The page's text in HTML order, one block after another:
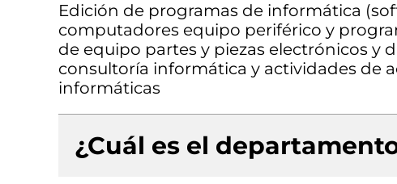
Edición de programas de informática
computadores equipo periférico y
de equipo partes y piezas electrónicos y
consultoría informática y actividades de
informáticas
¿Cuál es el